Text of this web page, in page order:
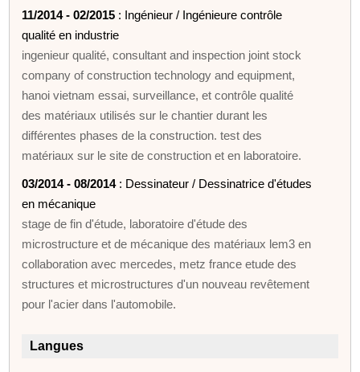
11/2014 - 02/2015 : Ingénieur / Ingénieure contrôle
qualité en industrie
ingenieur qualité, consultant and inspection joint stock
company of construction technology and equipment,
hanoi vietnam essai, surveillance, et contrôle qualité
des matériaux utilisés sur le chantier durant les
différentes phases de la construction. test des
matériaux sur le site de construction et en laboratoire.
03/2014 - 08/2014: Dessinateur / Dessinatrice d'études
en mécanique
stage de fin d'étude, laboratoire d'étude des
microstructure et de mécanique des matériaux lem3 en
collaboration avec mercedes, metz france etude des
structures et microstructures d'un nouveau revêtement
pour l'acier dans l'automobile.
Langues